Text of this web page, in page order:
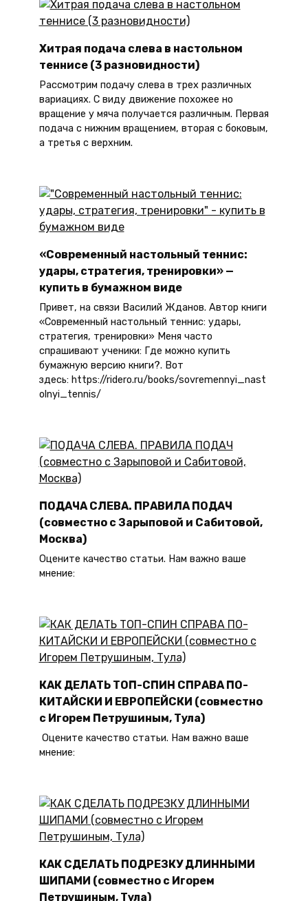
Хитрая подача слева в настольном
теннисе (3 разновидности)
Рассмотрим подачу слева в трех различных
вариациях. С виду движение похожее но
вращение у мяча получается различным. Первая
подача с нижним вращением, вторая с боковым,
а третья с верхним.
«Современный настольный теннис:
удары, стратегия, тренировки» —
купить в бумажном виде
Привет, на связи Василий Жданов. Автор книги
«Современный настольный теннис: удары,
стратегия, тренировки» Меня часто
спрашивают ученики: Где можно купить
бумажную версию книги?. Вот
здесь: https://ridero.ru/books/sovremennyi_nast
olnyi_tennis/
ПОДАЧА СЛЕВА. ПРАВИЛА ПОДАЧ
(совместно с Зарыповой и Сабитовой,
Москва)
Оцените качество статьи. Нам важно ваше
мнение:
КАК ДЕЛАТЬ ТОП-СПИН СПРАВА ПО-
КИТАЙСКИ И ЕВРОПЕЙСКИ (совместно
с Игорем Петрушиным, Тула)
Оцените качество статьи. Нам важно ваше
мнение:
КАК СДЕЛАТЬ ПОДРЕЗКУ ДЛИННЫМИ
ШИПАМИ (совместно с Игорем
Петрушиным, Тула)